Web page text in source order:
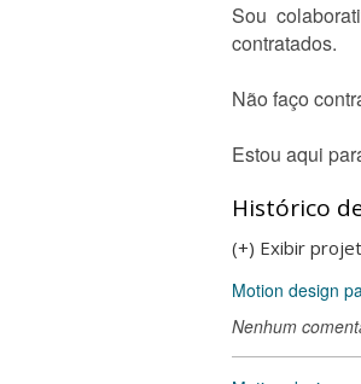
Sou
contratados.
Não faço
Estou aqui
Histórico
(+) Exibir
Motion design
Nenhum